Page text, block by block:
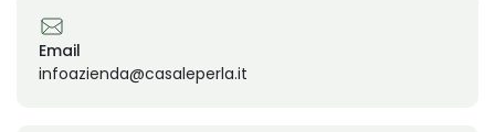
Email
infoazienda@casaleperla.it